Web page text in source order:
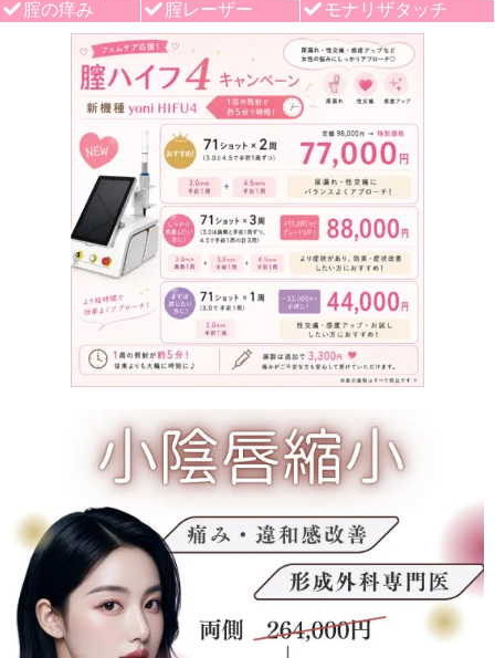
腟の痒み
腟レーザー モナリザタッチ